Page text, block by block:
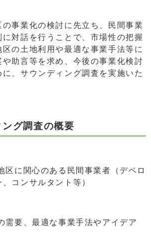
事業化の検討に先立ち、民間事業
対話を行うことで、市場性の把握
区の土地利用や最適な事業手法等に
助言等を求め、今後の事業化検討
、サウンディング調査を実施いた
グ調査の概要
関心のある民間事業者（デベロ
コンサルタント等）
、最適な事業手法やアイデア